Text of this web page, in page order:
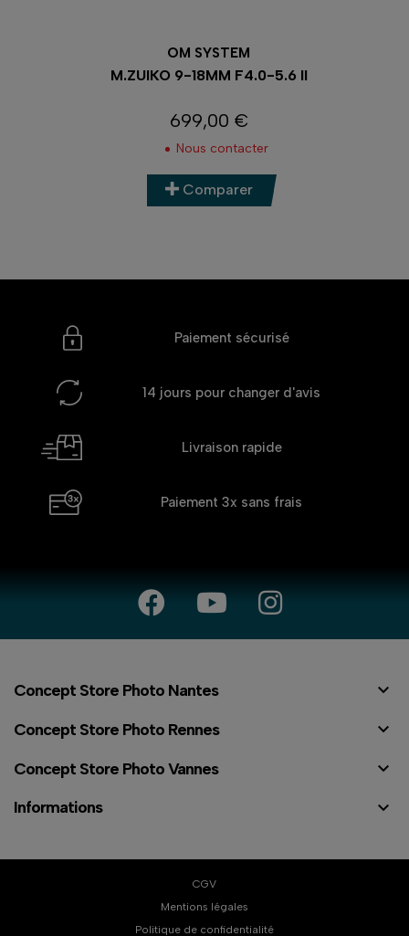
OM SYSTEM
M.ZUIKO 9-18MM F4.0-5.6 II
Prix
699,00 €
Nous contacter
Comparer
Paiement sécurisé
14 jours pour changer d'avis
Livraison rapide
Paiement 3x sans frais
Concept Store Photo Nantes 
Concept Store Photo Rennes 
Concept Store Photo Vannes 
Informations 
CGV
Mentions légales
Politique de confidentialité